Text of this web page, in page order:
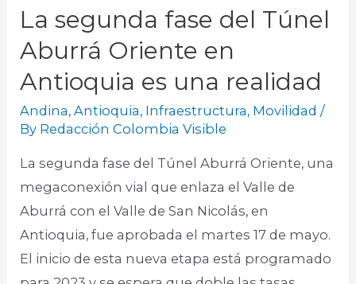
La segunda fase del Túnel
Aburrá Oriente en
Antioquia es una realidad
Andina,Antioquia, Infraestructura, Movilidad /
By Redacción Colombia Visible
La segunda fase del Túnel Aburrá Oriente, una
megaconexión vial que enlaza el Valle de
Aburrá con el Valle de San Nicolás, en
Antioquia, fue aprobada el martes 17 de mayo.
El inicio de esta nueva etapa está programado